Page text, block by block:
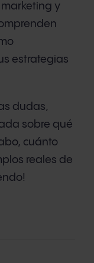
y
estrategias
dudas,
sobre qué
cuánto
reales de